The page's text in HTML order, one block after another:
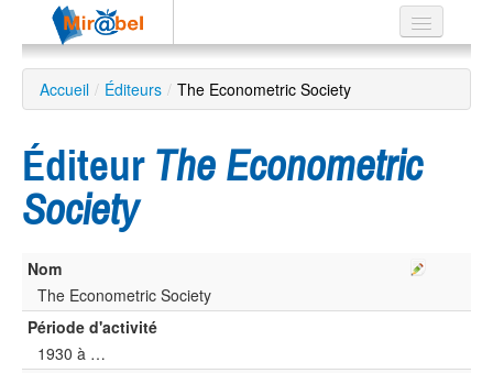
Le réseau
Soutien
Listes
Recherche
avancée
EN
ES
Accueil / Éditeurs / The Econometric Society
Éditeur The Econometric
Society
Nom
The Econometric Society
Période d'activité
1930 à …